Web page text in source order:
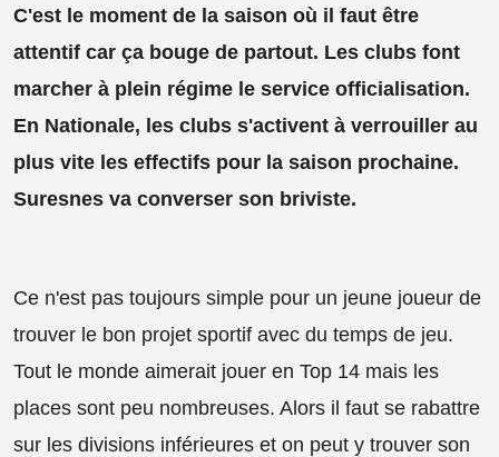
C'est le moment de la saison où il faut être
attentif car ça bouge de partout. Les clubs font
marcher à plein régime le service officialisation.
En Nationale, les clubs s'activent à verrouiller au
plus vite les effectifs pour la saison prochaine.
Suresnes va converser son briviste.
Ce n'est pas toujours simple pour un jeune joueur de
trouver le bon projet sportif avec du temps de jeu.
Tout le monde aimerait jouer en Top 14 mais les
places sont peu nombreuses. Alors il faut se rabattre
sur les divisions inférieures et on peut y trouver son